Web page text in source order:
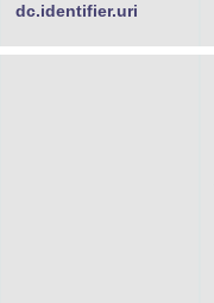
dc.identifier.uri